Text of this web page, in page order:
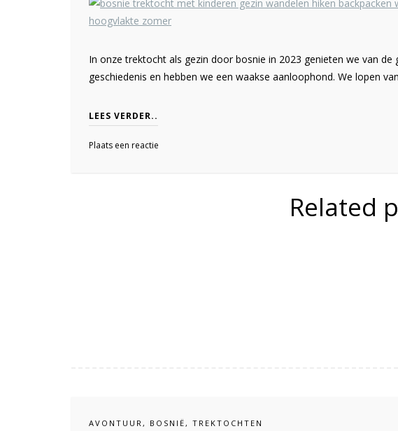
In onze trektocht als gezin door bosnie in 2023 genieten we van
geschiedenis en hebben we een waakse aanloophond. We lopen
LEES VERDER..
Plaats een reactie
Related
AVONTUUR, BOSNIË, TREKTOCHTEN